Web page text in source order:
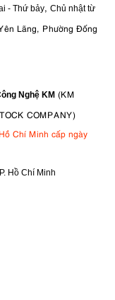
- Thứ bảy, Chủ nhật từ
Lãng, Phường Đống
Nghệ KM (KM
COMPANY)
Chí Minh cấp ngày
Hồ Chí Minh